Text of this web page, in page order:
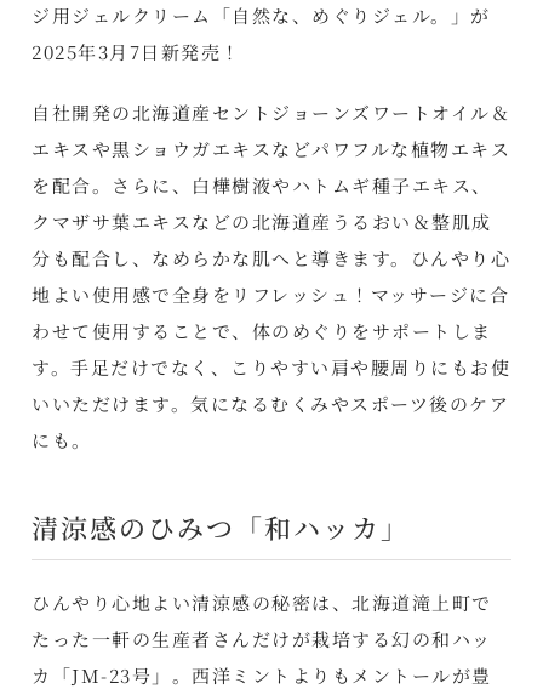
ジ用ジェルクリーム「自然な、めぐりジェル。」が
2025年3月7日新発売！
自社開発の北海道産セントジョーンズワートオイル＆
エキスや黒ショウガエキスなどパワフルな植物エキス
を配合。さらに、白樺樹液やハトムギ種子エキス、
クマザサ葉エキスなどの北海道産うるおい＆整肌成
分も配合し、なめらかな肌へと導きます。ひんやり心
地よい使用感で全身をリフレッシュ！マッサージに合
わせて使用することで、体のめぐりをサポートしま
す。手足だけでなく、こりやすい肩や腰周りにもお使
いいただけます。気になるむくみやスポーツ後のケア
にも。
清涼感のひみつ「和ハッカ」
ひんやり心地よい清涼感の秘密は、北海道滝上町で
たった一軒の生産者さんだけが栽培する幻の和ハッ
カ「JM-23号」。西洋ミントよりもメントールが豊